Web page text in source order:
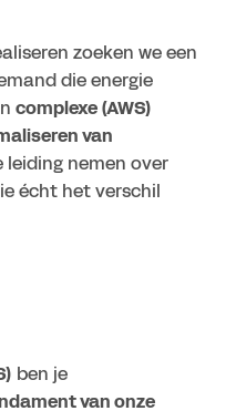
zoeken we een
die energie
complexe (AWS)
van
leiding nemen over
écht het verschil
ben je
van onze